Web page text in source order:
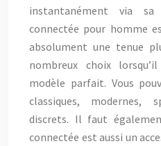
instantanément via
connectée pour homme
absolument une tenue
nombreux choix
modèle parfait. Vous
classiques, modernes,
discrets. Il faut
connectée est aussi un